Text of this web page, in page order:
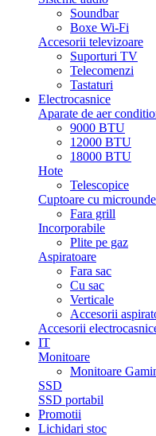
Soundbar
Boxe Wi-Fi
Accesorii televizoare
Suporturi TV
Telecomenzi
Tastaturi
Electrocasnice
Aparate de aer
9000 BTU
12000 BTU
18000 BTU
Hote
Telescopice
Cuptoare cu microunde
Fara grill
Incorporabile
Plite pe gaz
Aspiratoare
Fara sac
Cu sac
Verticale
Accesorii
Accesorii
IT
Monitoare
Monitoare
SSD
SSD portabil
Promotii
Lichidari stoc